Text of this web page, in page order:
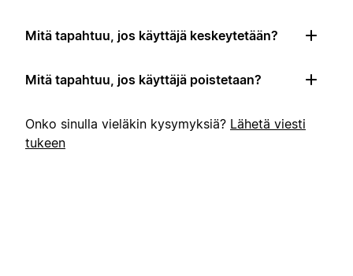
Mitä tapahtuu, jos käyttäjä keskeytetään?
Mitä tapahtuu, jos käyttäjä poistetaan?
Onko sinulla vieläkin kysymyksiä? Lähetä viesti
tukeen